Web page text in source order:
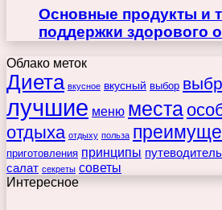
Основные продукты и
поддержки здорового
Облако меток
Диета вкусное вкусный выбор
лучшие меню места
отдыха отдыху польза
приготовления принципы путеводитель
салат секреты советы
Интересное